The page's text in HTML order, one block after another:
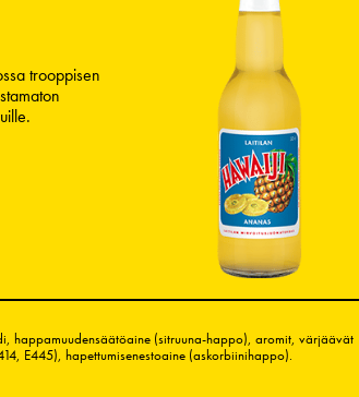
trooppisen
happamuudensäätöaine (sitruuna-happo), aromit, värjäävät
E445), hapettumisenestoaine (askorbiinihappo).